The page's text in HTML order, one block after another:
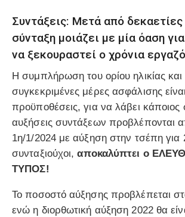
Συντάξεις: Μετά από δεκαετίες
σύνταξη μοιάζει με μία όαση
να ξεκουραστεί ο χρόνια
Η συμπλήρωση του ορίου ηλικίας και
συγκεκριμένες μέρες ασφάλισης
προϋποθέσεις, για να λάβει κάποιος
αυξήσεις συντάξεων προβλέπονται
1η/1/2024 με αύξηση στην τσέπη για
συνταξιούχοι,αποκαλύπτει ο
ΤΥΠΟΣ!
Το ποσοστό αύξησης προβλέπεται
ενώ η διορθωτική αύξηση 2022 θα